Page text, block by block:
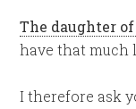
The daughter
have that much
I therefore ask